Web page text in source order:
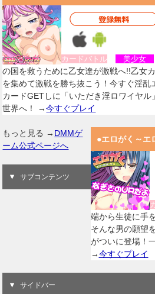
カードバトル 美少女
の国を救うために乙女達が激戦へ!!乙女
を集めて激戦を勝ち抜こう！今すぐ淫乱
カードGETしに「いただき淫ロワイヤル
世界へ！ →今すぐプレイ
●エロがく～エ
端から生徒に手
そんな男の願望
がついに登場！
→今すぐプレイ
もっと見る → DMMゲ
ーム公式ページへ
サブコンテンツ
サイドバー